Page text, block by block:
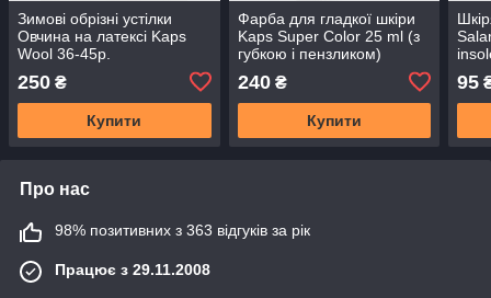
Зимові обрізні устілки
Овчина на латексі Kaps
Wool 36-45р.
250 ₴
Купити
Фарба для гладкої шкіри
Kaps Super Color 25 ml (з
губкою і пензликом)
240₴
Купити
95
Про нас
98% позитивних з 363 відгуків за рік
Працює з 29.11.2008